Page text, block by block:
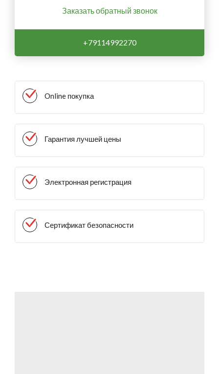
Заказать обратный звонок
+79114992270
Online покупка
Гарантия лучшей цены
Электронная регистрация
Сертификат безопасности